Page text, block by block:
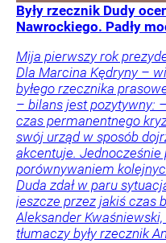
Były rzecznik Dudy
Nawrockiego. Padły
Mija pierwszy rok
Dla Marcina Kędryny –
byłego rzecznika
– bilans jest pozytywny:
czas permanentnego
swój urząd w sposób
akcentuje. Jednocześnie
porównywaniem
Duda zdał w paru
jeszcze przez jakiś czas
Aleksander
tłumaczy były rzecznik